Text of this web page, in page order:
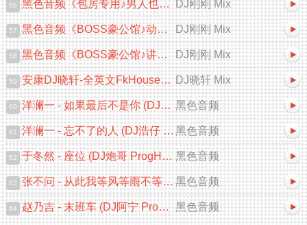
56 黑色音频《包房专用♪男人也会为爱流泪♪中文跳舞大碟V2》DJ刚刚 Mix DJ刚刚 Mix
57 黑色音频《BOSS豪公馆♪动了情的人♪中文跳舞大碟V2》DJ刚刚 Mix DJ刚刚 Mix
58 黑色音频《BOSS豪公馆♪讲不出再见♪粤语跳舞大碟》DJ刚刚 Mix DJ刚刚 Mix
59 安康DJ晓轩-全英文FkHouse音乐精心打造高端产幻握紧扶手直冲云霄柬缅泰包房... DJ晓轩 Mix
60 洋澜一 - 如果最后不是你 (DJ小九 ProgHouse Remix) 黑色音频
61 洋澜一 - 忘不了的人 (DJ浩仔 ProgHouse Remix 2025)黑色音频
62 于冬然 - 座位 (DJ炮哥 ProgHouse Remix 2025)V2 黑色音频
63 张不问 - 从此我等风等雨不等你 (DJ浩仔 ProgHouse Remix) 黑色音频
64 赵乃吉 - 末班车 (DJ阿宁 ProgHouse Remix 2025) 黑色音频